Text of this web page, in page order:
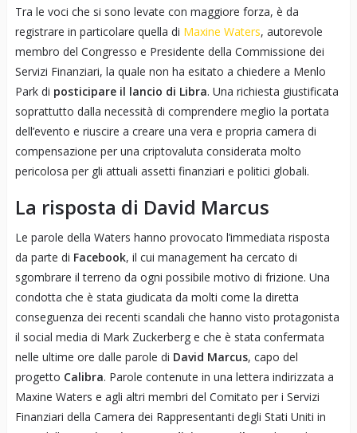
Tra le voci che si sono levate con maggiore forza, è da
registrare in particolare quella di Maxine Waters, autorevole
membro del Congresso e Presidente della Commissione dei
Servizi Finanziari, la quale non ha esitato a chiedere a Menlo
Park di posticipare il lancio di Libra. Una richiesta giustificata
soprattutto dalla necessità di comprendere meglio la portata
dell’evento e riuscire a creare una vera e propria camera di
compensazione per una criptovaluta considerata molto
pericolosa per gli attuali assetti finanziari e politici globali.
La risposta di David Marcus
Le parole della Waters hanno provocato l’immediata risposta
da parte di Facebook, il cui management ha cercato di
sgombrare il terreno da ogni possibile motivo di frizione. Una
condotta che è stata giudicata da molti come la diretta
conseguenza dei recenti scandali che hanno visto protagonista
il social media di Mark Zuckerberg e che è stata confermata
nelle ultime ore dalle parole di David Marcus, capo del
progetto Calibra. Parole contenute in una lettera indirizzata a
Maxine Waters e agli altri membri del Comitato per i Servizi
Finanziari della Camera dei Rappresentanti degli Stati Uniti in